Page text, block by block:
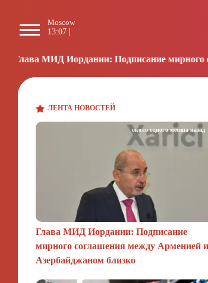
Moscow
13:07
Подписание мирного соглашения
ЛЕНТА НОВОСТЕЙ
Глава МИД Иордании: Подписание
мирного соглашения между Арменией и
Азербайджаном близко
около одного месяца назад